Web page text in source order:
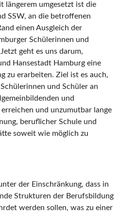
längerem umgesetzt ist die
SSW, an die betroffenen
einen Ausgleich der
Schülerinnen und
geht es uns darum,
Hansestadt Hamburg eine
zu erarbeiten. Ziel ist es auch,
und Schüler an
und
und unzumutbar lange
beruflicher Schule und
soweit wie möglich zu
der Einschränkung, dass in
Strukturen der Berufsbildung
werden sollen, was zu einer